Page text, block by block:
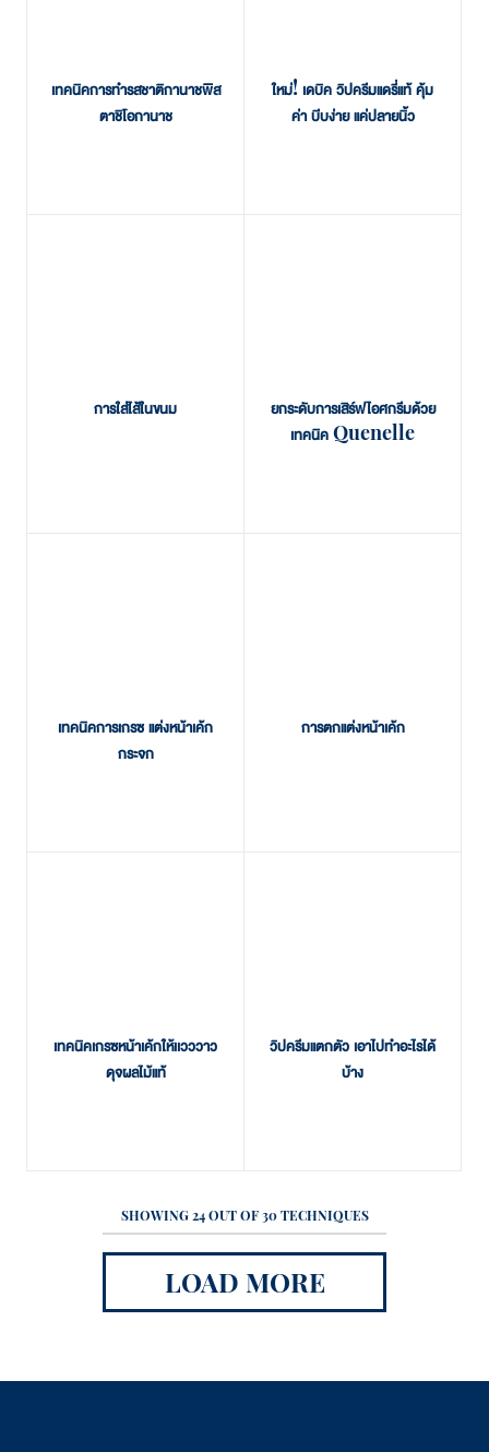
เทคนิคการทำรสชาติกานาชพิส
ตาชิโอกานาช
ใหม่! เดบิค วิปครีมแดรี่แท้ คุ้ม
ค่า บีบง่าย แค่ปลายนิ้ว
การใส่ไส้ในขนม
ยกระดับการเสิร์ฟไอศกรีมด้วย
เทคนิค Quenelle
เทคนิคการเกรซ แต่งหน้าเค้ก
กระจก
การตกแต่งหน้าเค้ก
เทคนิคเกรซหน้าเค้กให้เเวววาว
ดุจผลไม้แท้
วิปครีมแตกตัว เอาไปทำอะไรได้
บ้าง
SHOWING24OUT OF30TECHNIQUES
LOAD MORE